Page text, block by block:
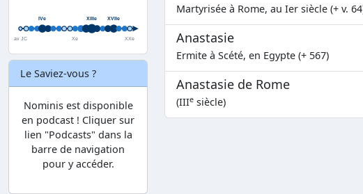
Le Saviez-vous ?
Nominis est disponible
en podcast ! Cliquer sur
lien "Podcasts" dans la
barre de navigation
pour y accéder.
Martyrisée à Rome, au Ier siècle (+ v.
Anastasie
Ermite à Scété, en Egypte (+ 567)
Anastasie de Rome
(IIIe siècle)